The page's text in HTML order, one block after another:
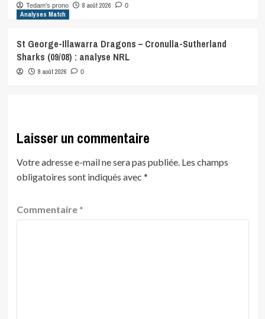
Tedam's prono 8 août 2026 0
Analyses Match
St George-Illawarra Dragons – Cronulla-Sutherland
Sharks (09/08) : analyse NRL
8 août 2026 0
Laisser un commentaire
Votre adresse e-mail ne sera pas publiée. Les champs
obligatoires sont indiqués avec *
Commentaire *